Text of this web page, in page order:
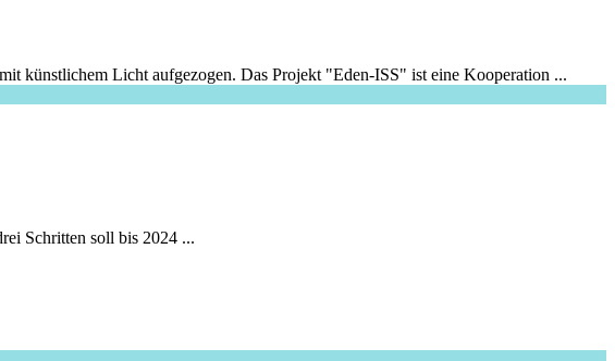
künstlichem Licht aufgezogen. Das Projekt "Eden-ISS" ist eine Kooperation ...
Schritten soll bis 2024 ...